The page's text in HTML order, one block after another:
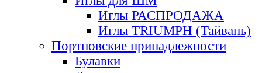
Иглы РАСПРОДАЖА
Иглы TRIUMPH (Тайвань)
Портновские принадлежности
Булавки